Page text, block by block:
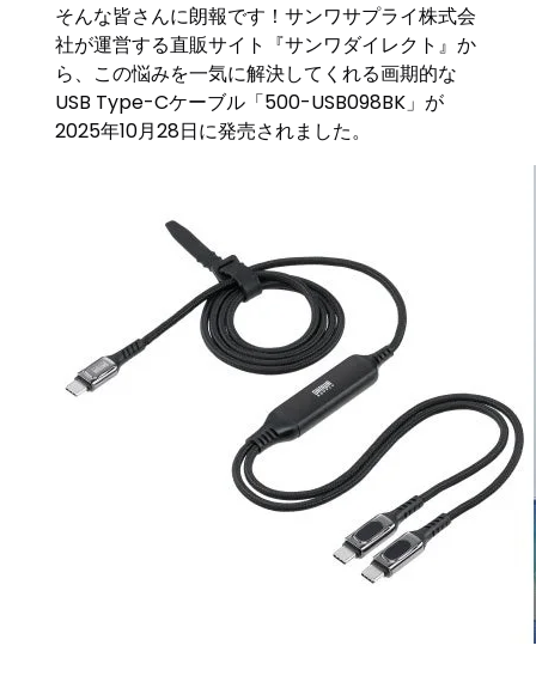
そんな皆さんに朗報です！サンワサプライ株式会
社が運営する直販サイト『サンワダイレクト』か
ら、この悩みを一気に解決してくれる画期的な
USB Type-Cケーブル「500-USB098BK」が
2025年10月28日に発売されました。